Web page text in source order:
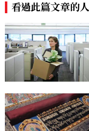
看過此篇文章的